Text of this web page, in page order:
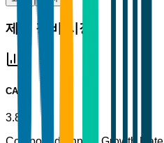
제설 장비 시장
CAGR
3.8%